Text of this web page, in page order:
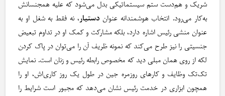
شریک و هم‌دست ستم سیستماتیکی بدل می‌شود که علیه همجنسانش
به‌کار می‌رود. انتخاب هوشمندانه عنوان دستیار ، نه فقط به شغل او به
عنوان منشی رئیس اشاره دارد، بلکه مشارکت و کمک او در تداوم تبعیض
جنسیتی را نیز طرح می‌کند که نمونه ظریف آن را می‌توان در پاک کردن
لکه از روی همان مبلی دید که مخصوص رابطه رئیس و زنان است. نمایش
تک‌تک وظایف و کارهای روزمره جین در طول یک روز کاری‌اش، او را
همچون ابزاری در خدمت رئیس نشان می‌دهد که مجبور است شرایط را